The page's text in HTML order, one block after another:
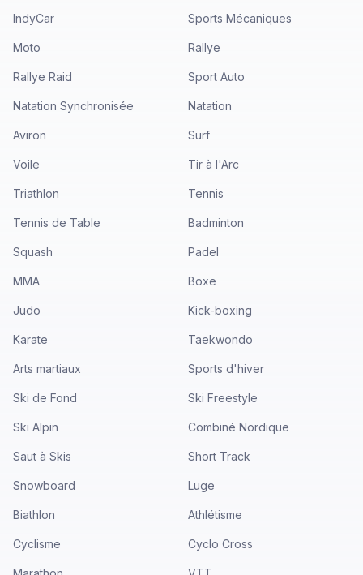
IndyCar Sports Mécaniques
Moto Rallye
Rallye Raid Sport Auto
Natation Synchronisée Natation
Aviron Surf
Voile Tir à l'Arc
Triathlon Tennis
Tennis de Table Badminton
Squash Padel
MMA Boxe
Judo Kick-boxing
Karate Taekwondo
Arts martiaux Sports d'hiver
Ski de Fond Ski Freestyle
Ski Alpin Combiné Nordique
Saut à Skis Short Track
Snowboard Luge
Biathlon Athlétisme
Cyclisme Cyclo Cross